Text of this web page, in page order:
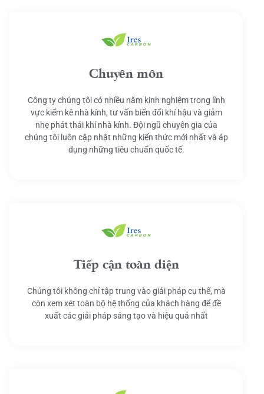
Chuyên môn
Công ty chúng tôi có nhiều năm kinh nghiệm trong lĩnh
vực kiểm kê nhà kính, tư vấn biến đổi khí hậu và giảm
nhẹ phát thải khí nhà kính. Đội ngũ chuyên gia của
chúng tôi luôn cập nhật những kiến thức mới nhất và áp
dụng những tiêu chuẩn quốc tế.
Tiếp cận toàn diện
Chúng tôi không chỉ tập trung vào giải pháp cụ thể, mà
còn xem xét toàn bộ hệ thống của khách hàng để đề
xuất các giải pháp sáng tạo và hiệu quả nhất